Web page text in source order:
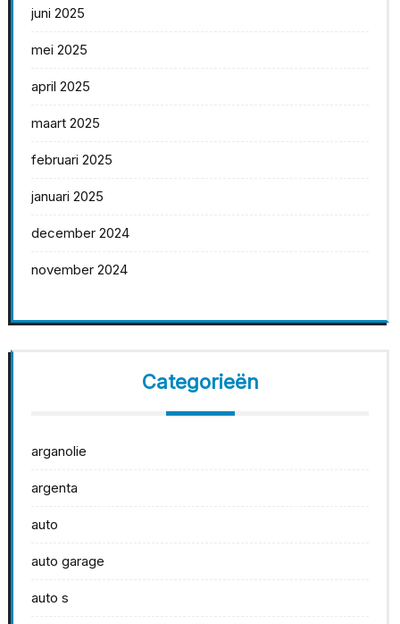
juni 2025
mei 2025
april 2025
maart 2025
februari 2025
januari 2025
december 2024
november 2024
Categorieën
arganolie
argenta
auto
auto garage
auto s